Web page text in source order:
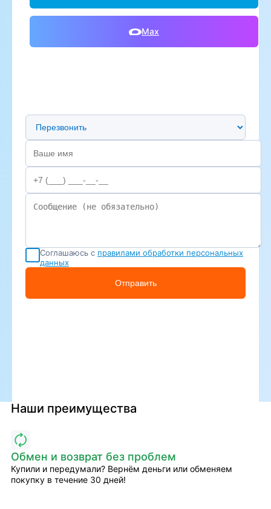
Max
Предпочтительный способ связи
Соглашаюсь с правилами обработки персональных
данных
Отправить
Наши преимущества
Обмен и возврат без проблем
Купили и передумали? Вернём деньги или обменяем
покупку в течение 30 дней!